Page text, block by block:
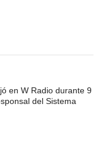
en W Radio durante 9
del Sistema